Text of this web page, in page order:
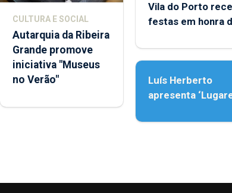
CULTURA E SOCIAL
Autarquia da Ribeira
Grande promove
iniciativa "Museus
no Verão"
Vila do Porto
festas em honra
Assunção
Luís Herberto
apresenta